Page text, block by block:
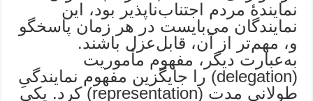
نمایندۀ مردم اجتناب‌ناپذیر بود، این
نمایندگان می‌بایست در هر زمان پاسخگو
و، مهم‌تر از آن، قابل‌عزل باشند.
به‌عبارت دیگر، مفهوم مأموریت
(delegation) را جایگزین مفهوم نمایندگیِ
طولانی مدت (representation) کرد. یکی